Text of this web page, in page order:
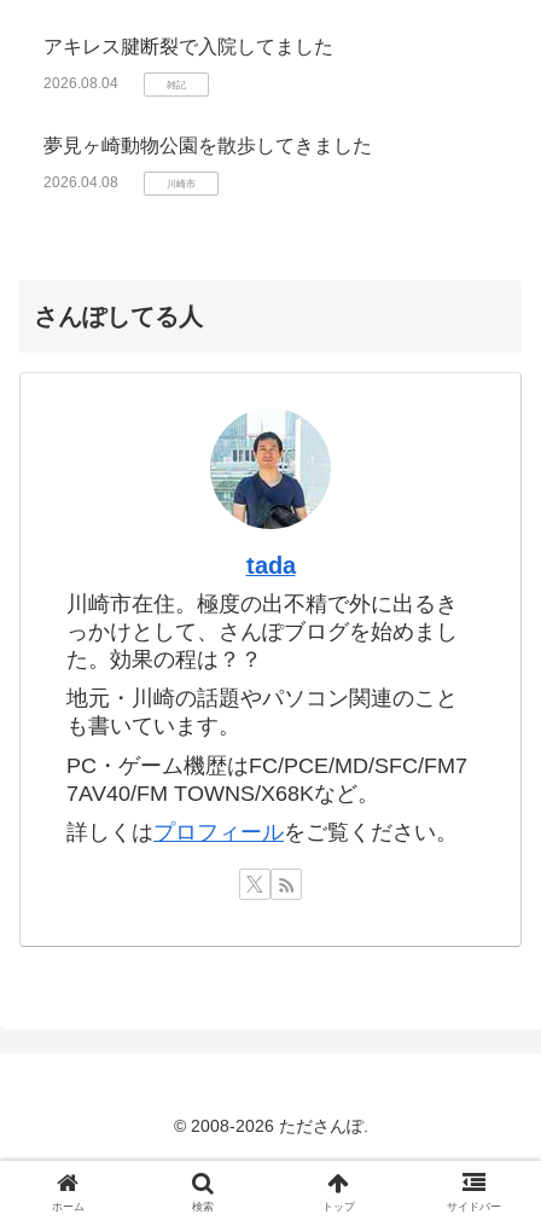
アキレス腱断裂で入院してました
2026.08.04 雑記
夢見ヶ崎動物公園を散歩してきました
2026.04.08 川崎市
さんぽしてる人
tada
川崎市在住。極度の出不精で外に出るき
っかけとして、さんぽブログを始めまし
た。効果の程は？？
地元・川崎の話題やパソコン関連のこと
も書いています。
PC・ゲーム機歴はFC/PCE/MD/SFC/FM7
7AV40/FM TOWNS/X68Kなど。
詳しくはプロフィールをご覧ください。
© 2008-2026 たださんぽ.
ホーム 検索 トップ サイドバー